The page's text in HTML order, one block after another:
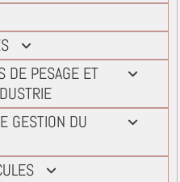
colonne
extra plat
pesage en cisaillement
pesage en Flexion
pesage en traction
appui central
bascule
listing pesage
pesage etiquettes
tickets pesage
DE PESAGE ET
de pesage dynamique
pesage pont-bascule
pesage process
GESTION DU